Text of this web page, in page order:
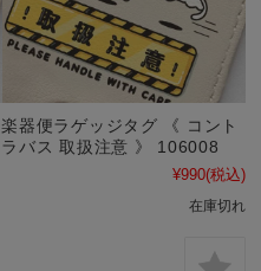
楽器便ラゲッジタグ 《 コント
ラバス 取扱注意 》 106008
¥990(税込)
在庫切れ